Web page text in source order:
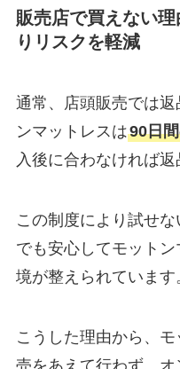
販売店で買えない
りリスクを軽減
通常、店頭販売では
ンマットレスは90日
入後に合わなければ返
この制度により試せ
でも安心してモット
境が整えられています
こうした理由から、
売をあえて行わず、